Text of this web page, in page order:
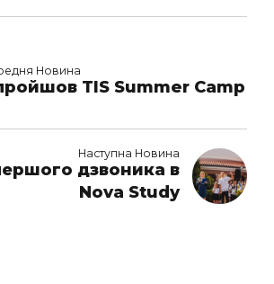
Новина
TIS Summer Camp
Наступна Новина
дзвоника в
Nova Study